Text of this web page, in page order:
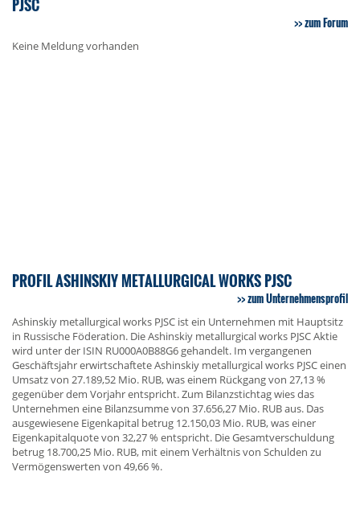
PJSC
zum Forum
Keine Meldung vorhanden
PROFIL ASHINSKIY METALLURGICAL WORKS PJSC
zum Unternehmensprofil
Ashinskiy metallurgical works PJSC ist ein Unternehmen mit Hauptsitz
in Russische Föderation. Die Ashinskiy metallurgical works PJSC Aktie
wird unter der ISIN RU000A0B88G6 gehandelt. Im vergangenen
Geschäftsjahr erwirtschaftete Ashinskiy metallurgical works PJSC einen
Umsatz von 27.189,52 Mio. RUB, was einem Rückgang von 27,13 %
gegenüber dem Vorjahr entspricht. Zum Bilanzstichtag wies das
Unternehmen eine Bilanzsumme von 37.656,27 Mio. RUB aus. Das
ausgewiesene Eigenkapital betrug 12.150,03 Mio. RUB, was einer
Eigenkapitalquote von 32,27 % entspricht. Die Gesamtverschuldung
betrug 18.700,25 Mio. RUB, mit einem Verhältnis von Schulden zu
Vermögenswerten von 49,66 %.